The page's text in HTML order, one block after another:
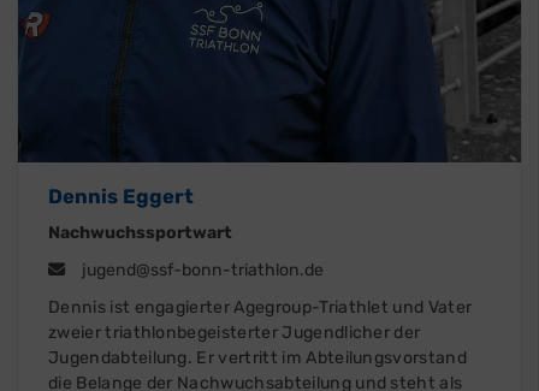
Dennis Eggert
Nachwuchssportwart
jugend@ssf-bonn-triathlon.de
Dennis ist engagierter Agegroup-Triathlet und Vater
zweier triathlonbegeisterter Jugendlicher der
Jugendabteilung. Er vertritt im Abteilungsvorstand
die Belange der Nachwuchsabteilung und steht als